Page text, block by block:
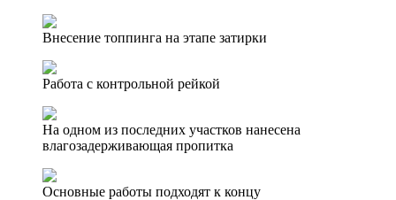
Внесение топпинга на этапе затирки
Работа с контрольной рейкой
На одном из последних участков нанесена
влагозадерживающая пропитка
Основные работы подходят к концу